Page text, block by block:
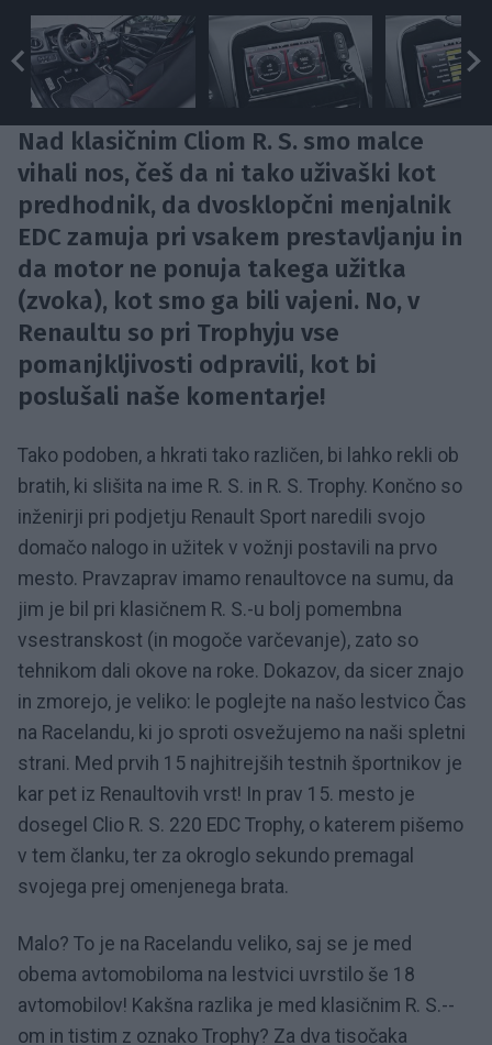
Nad klasičnim Cliom R. S. smo malce
vihali nos, češ da ni tako uživaški kot
predhodnik, da dvosklopčni menjalnik
EDC zamuja pri vsakem prestavljanju in
da motor ne ponuja takega užitka
(zvoka), kot smo ga bili vajeni. No, v
Renaultu so pri Trophyju vse
pomanjkljivosti odpravili, kot bi
poslušali naše komentarje!
Tako podoben, a hkrati tako različen, bi lahko rekli ob
bratih, ki slišita na ime R. S. in R. S. Trophy. Končno so
inženirji pri podjetju Renault Sport naredili svojo
domačo nalogo in užitek v vožnji postavili na prvo
mesto. Pravzaprav imamo renaultovce na sumu, da
jim je bil pri klasičnem R. S.-u bolj pomembna
vsestranskost (in mogoče varčevanje), zato so
tehnikom dali okove na roke. Dokazov, da sicer znajo
in zmorejo, je veliko: le poglejte na našo lestvico Čas
na Racelandu, ki jo sproti osvežujemo na naši spletni
strani. Med prvih 15 najhitrejših testnih športnikov je
kar pet iz Renaultovih vrst! In prav 15. mesto je
dosegel Clio R. S. 220 EDC Trophy, o katerem pišemo
v tem članku, ter za okroglo sekundo premagal
svojega prej omenjenega brata.
Malo? To je na Racelandu veliko, saj se je med
obema avtomobiloma na lestvici uvrstilo še 18
avtomobilov! Kakšna razlika je med klasičnim R. S.-­
om in tistim z oznako Trophy? Za dva tisočaka